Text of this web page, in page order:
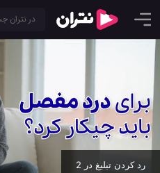
رد کردن تبلیغ در 2